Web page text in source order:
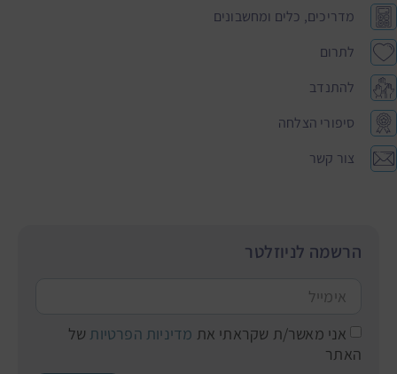
מדריכים, כלים ומחשבונים
לתרום
להתנדב
סיפורי הצלחה
צור קשר
הרשמה לניוזלטר
אני מאשר/ת שקראתי את מדיניות הפרטיות של
האתר